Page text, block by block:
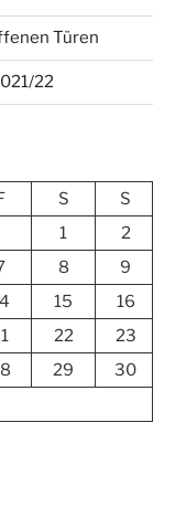
Türen
22
S
S
1
2
8
9
15
16
22
23
29
30